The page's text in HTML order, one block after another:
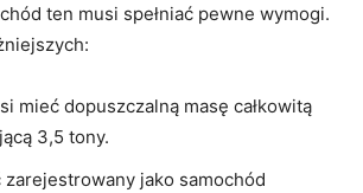
ten musi spełniać pewne wymogi.
mieć dopuszczalną‍ masę całkowitą⁤
3,5 tony.
jako samochód